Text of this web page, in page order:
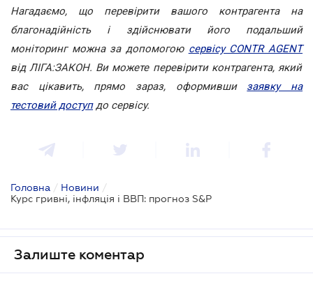
Нагадаємо, що перевірити вашого контрагента на
благонадійність і здійснювати його подальший
моніторинг можна за допомогою сервісу CONTR AGENT
від ЛІГА:ЗАКОН. Ви можете перевірити контрагента, який
вас цікавить, прямо зараз, оформивши заявку на
тестовий доступдо сервісу.
Головна / Новини /
Курс гривні, інфляція і ВВП: прогноз S&P
Залиште коментар